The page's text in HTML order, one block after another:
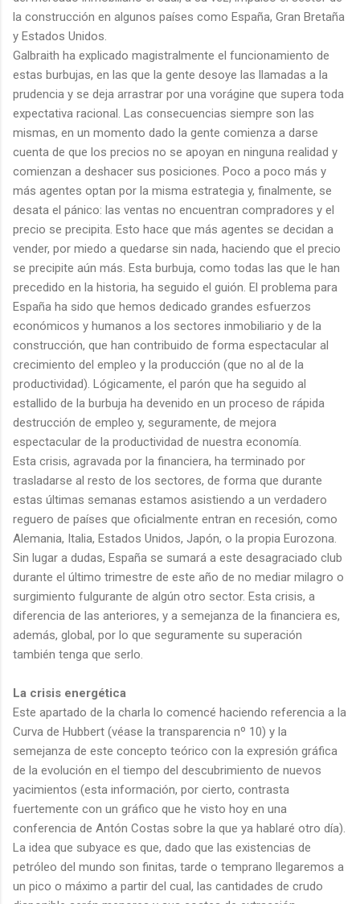
la construcción en algunos países como España, Gran Bretaña
y Estados Unidos.
Galbraith ha explicado magistralmente el funcionamiento de
estas burbujas, en las que la gente desoye las llamadas a la
prudencia y se deja arrastrar por una vorágine que supera toda
expectativa racional. Las consecuencias siempre son las
mismas, en un momento dado la gente comienza a darse
cuenta de que los precios no se apoyan en ninguna realidad y
comienzan a deshacer sus posiciones. Poco a poco más y
más agentes optan por la misma estrategia y, finalmente, se
desata el pánico: las ventas no encuentran compradores y el
precio se precipita. Esto hace que más agentes se decidan a
vender, por miedo a quedarse sin nada, haciendo que el precio
se precipite aún más. Esta burbuja, como todas las que le han
precedido en la historia, ha seguido el guión. El problema para
España ha sido que hemos dedicado grandes esfuerzos
económicos y humanos a los sectores inmobiliario y de la
construcción, que han contribuido de forma espectacular al
crecimiento del empleo y la producción (que no al de la
productividad). Lógicamente, el parón que ha seguido al
estallido de la burbuja ha devenido en un proceso de rápida
destrucción de empleo y, seguramente, de mejora
espectacular de la productividad de nuestra economía.
Esta crisis, agravada por la financiera, ha terminado por
trasladarse al resto de los sectores, de forma que durante
estas últimas semanas estamos asistiendo a un verdadero
reguero de países que oficialmente entran en recesión, como
Alemania, Italia, Estados Unidos, Japón, o la propia Eurozona.
Sin lugar a dudas, España se sumará a este desagraciado club
durante el último trimestre de este año de no mediar milagro o
surgimiento fulgurante de algún otro sector. Esta crisis, a
diferencia de las anteriores, y a semejanza de la financiera es,
además, global, por lo que seguramente su superación
también tenga que serlo.
La crisis energética
Este apartado de la charla lo comencé haciendo referencia a la
Curva de Hubbert (véase la transparencia nº 10) y la
semejanza de este concepto teórico con la expresión gráfica
de la evolución en el tiempo del descubrimiento de nuevos
yacimientos (esta información, por cierto, contrasta
fuertemente con un gráfico que he visto hoy en una
conferencia de Antón Costas sobre la que ya hablaré otro día).
La idea que subyace es que, dado que las existencias de
petróleo del mundo son finitas, tarde o temprano llegaremos a
un pico o máximo a partir del cual, las cantidades de crudo